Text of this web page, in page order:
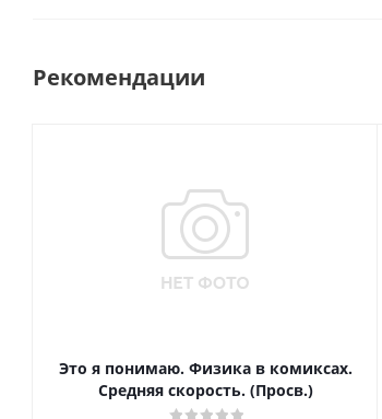
Рекомендации
Это я понимаю. Физика в комиксах.
Средняя скорость. (Просв.)